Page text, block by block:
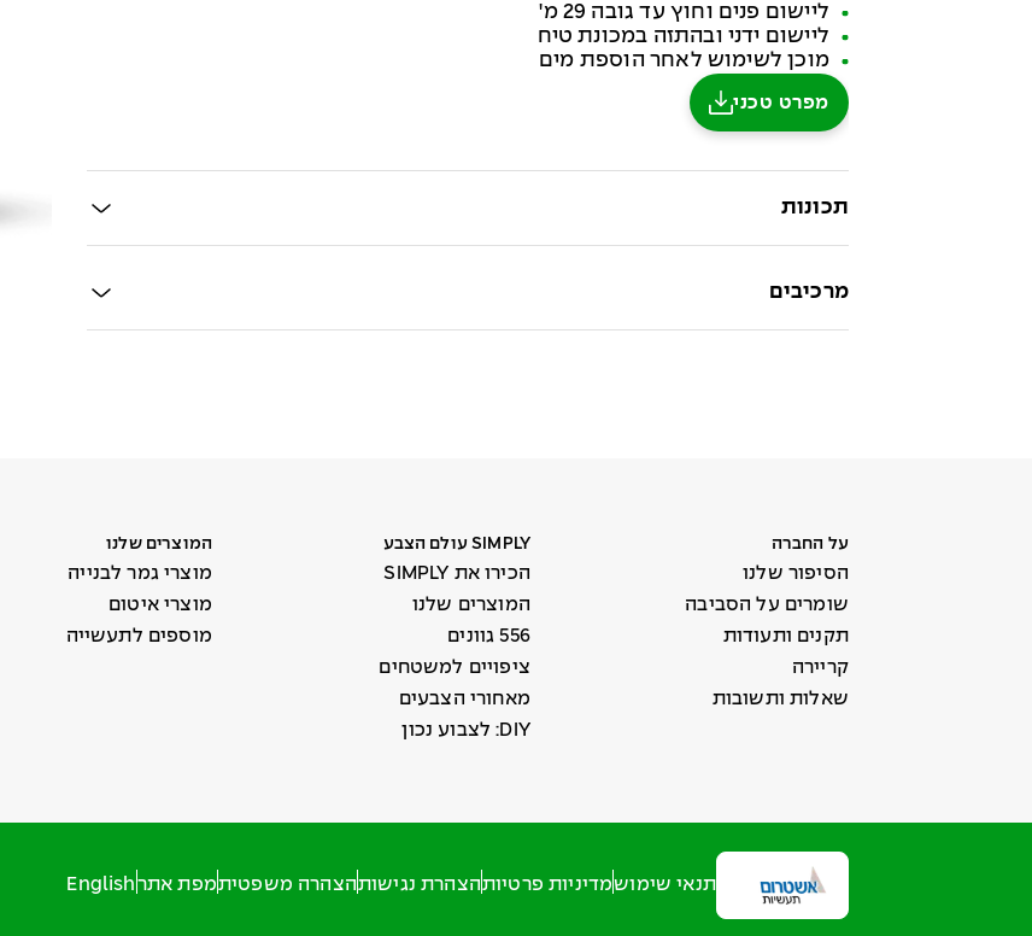
ליישום פנים וחוץ עד גובה 29 מ'
ליישום ידני ובהתזה במכונת טיח
מוכן לשימוש לאחר הוספת מים
מפרט טכני
תכונות
מרכיבים
על החברה
הסיפור שלנו
שומרים על הסביבה
תקנים ותעודות
קריירה
שאלות ותשובות
SIMPLY עולם הצבע
הכירו את SIMPLY
המוצרים שלנו
556 גוונים
ציפויים למשטחים
מאחורי הצבעים
DIY: לצבוע נכון
המוצרים שלנו
מוצרי גמר לבנייה
מוצרי איטום
מוספים לתעשייה
תנאי שימושמדיניות פרטיותהצהרת נגישותהצהרה משפטיתמפת אתר English